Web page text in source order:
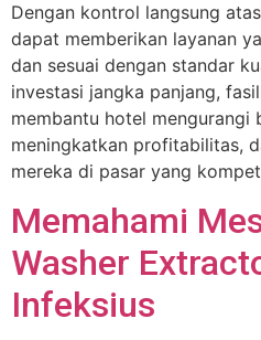
Dengan kontrol langsung
dapat memberikan layanan
dan sesuai dengan standar
investasi jangka panjang,
membantu hotel mengurangi
meningkatkan profitabilitas,
mereka di pasar yang
Memahami
Washer
Infeksius